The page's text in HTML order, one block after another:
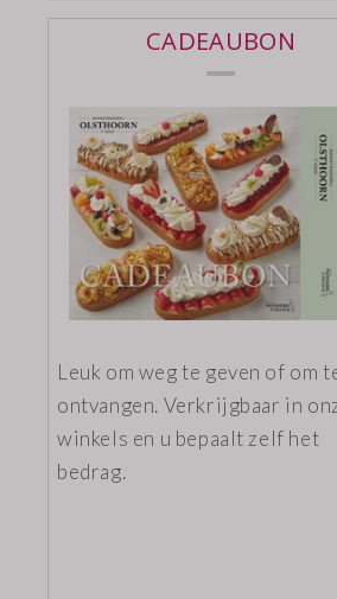
CADEAUBON
Leuk om weg te geven of om
ontvangen. Verkrijgbaar in
winkels en u bepaalt zelf het
bedrag.